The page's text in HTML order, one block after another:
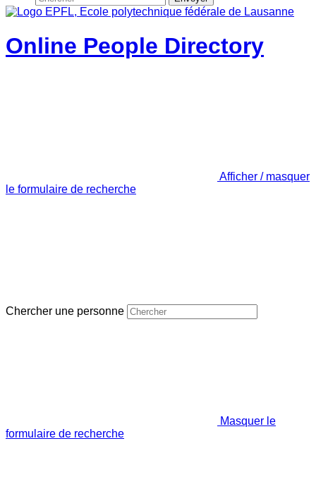
Online People Directory
Afficher / masquer
le formulaire de recherche
Chercher une personne
Masquer le
formulaire de recherche